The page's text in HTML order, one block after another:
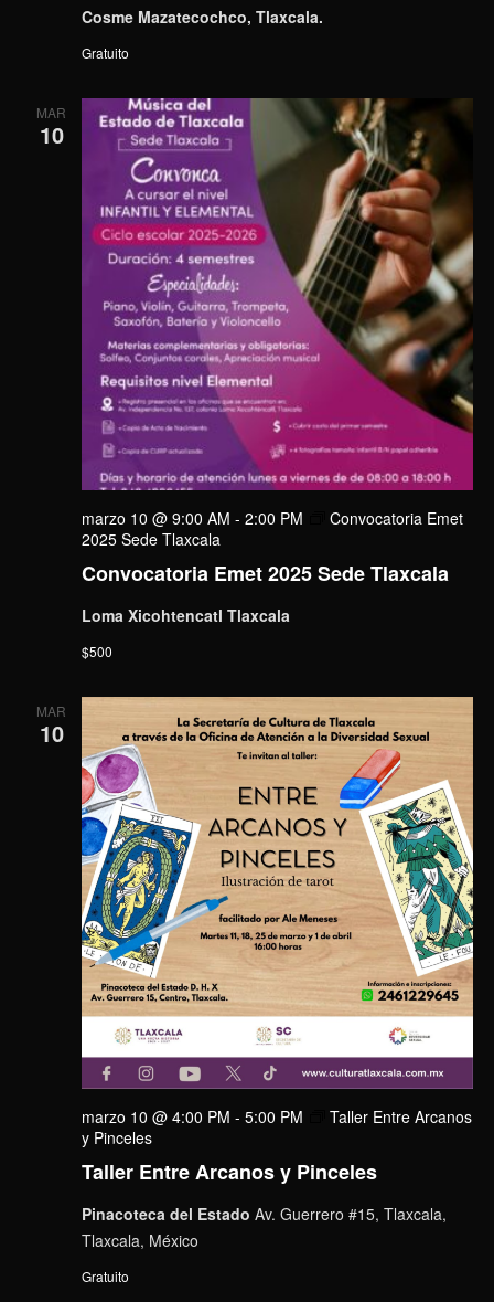
Cosme Mazatecochco, Tlaxcala.
Gratuito
MAR
10
Convocatoria Emet 2025 Sede Tlaxcala
marzo 10 @ 9:00 AM - 2:00 PM
Convocatoria Emet
2025 Sede Tlaxcala
Loma Xicohtencatl Tlaxcala
$500
MAR
10
Taller Entre Arcanos y Pinceles
marzo 10 @ 4:00 PM - 5:00 PM
Taller Entre Arcanos
y Pinceles
Pinacoteca del Estado Av. Guerrero #15, Tlaxcala,
Tlaxcala, México
Gratuito